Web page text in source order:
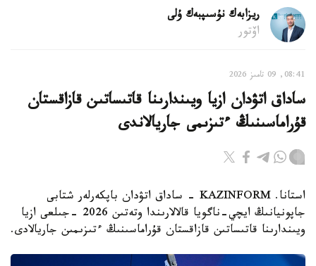
ريزابەك نۇسىپبەك ۇلى
اۆتور
08:41, 09 تامىز 2026
ساداق اتۋدان ازيا ويىندارىنا قاتىساتىن قازاقستان
قۇراماسىنىڭ ءتىزىمى جاريالاندى
استانا. KAZINFORM - ساداق اتۋدان باپكەرلەر شتابى
جاپونيانىڭ ايچي-ناگويا قالالارىندا وتەتىن 2026 -جىلعى ازيا
ويىندارىنا قاتىساتىن قازاقستان قۇراماسىنىڭ ءتىزىمىن جاريالادى.